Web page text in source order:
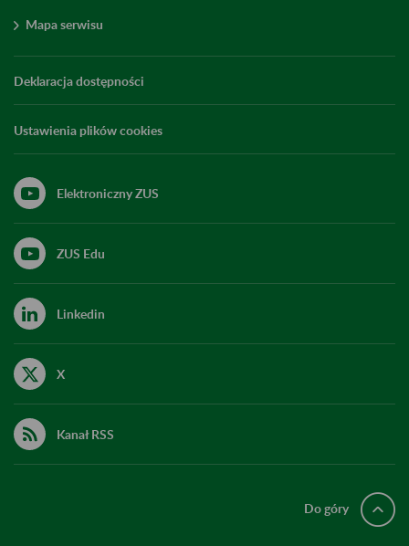
Mapa serwisu
Deklaracja dostępności
Ustawienia plików cookies
Elektroniczny ZUS
ZUS Edu
Linkedin
X
Kanał RSS
Do góry